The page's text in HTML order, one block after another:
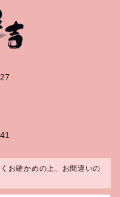
お確かめの上、お間違いの